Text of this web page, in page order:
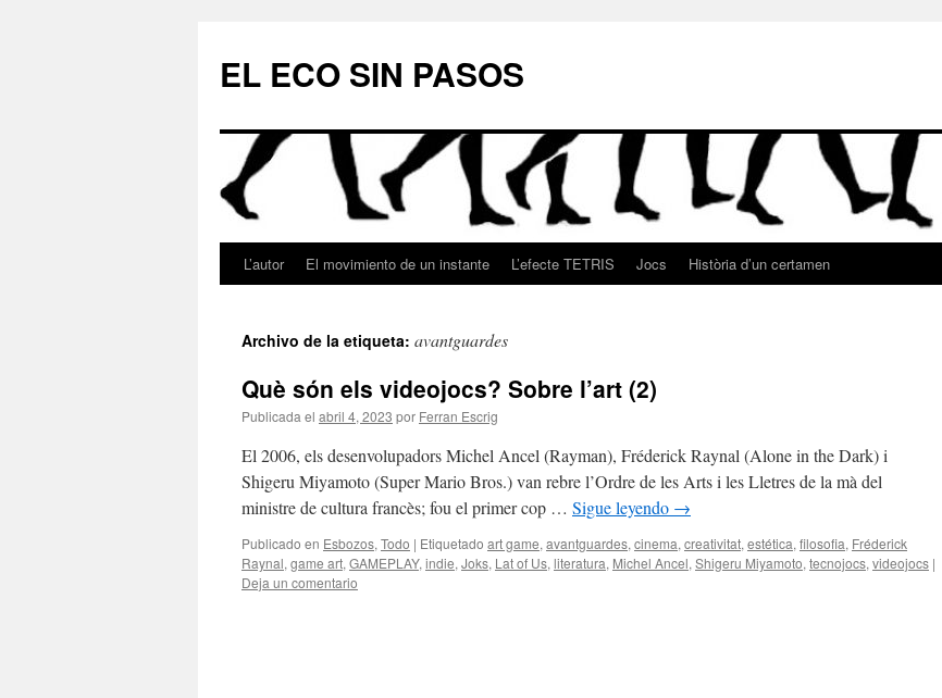
contenido
EL ECO SIN PASOS
L’autor El movimiento de un instante L’efecte TETRIS Jocs Història d’un certamen
Archivo de la etiqueta: avantguardes
Què són els videojocs? Sobre l’art (2)
Publicada el abril 4, 2023 por Ferran Escrig
El 2006, els desenvolupadors Michel Ancel (Rayman), Fréderick Raynal (Alone in the Dark) i
Shigeru Miyamoto (Super Mario Bros.) van rebre l’Ordre de les Arts i les Lletres de la mà del
ministre de cultura francès; fou el primer cop … Sigue leyendo →
Publicado en Esbozos, Todo | Etiquetado art game, avantguardes, cinema, creativitat, estética, filosofia, Fréderick
Raynal, game art, GAMEPLAY, indie, Joks, Lat of Us, literatura, Michel Ancel, Shigeru Miyamoto, tecnojocs, videojocs |
Deja un comentario